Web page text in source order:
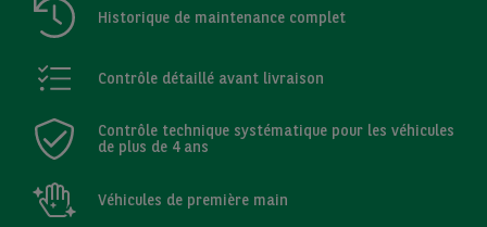
Historique de maintenance complet
Contrôle détaillé avant livraison
Contrôle technique systématique pour les véhicules
de plus de 4 ans
Véhicules de première main